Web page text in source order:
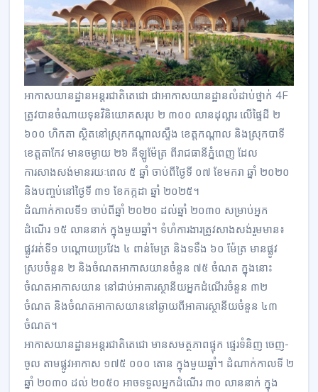
អាកាសយានដ្ឋានអន្តរជាតិតេជោ ជាអាកាសយានដ្ឋានលំដាប់ថ្នាក់ 4F
ត្រូវបានចំណាយទុនវិនិយោគសរុប ២ ៣០០ លានដុល្លារ លើផ្ទៃដី ២
៦០០ ហិកតា ស្ថិតនៅស្រុកកណ្ដាលស្ទឹង ខេត្តកណ្ដាល និងស្រុកបាទី
ខេត្តតាកែវ មានចម្ងាយ ២៦ គីឡូម៉ែត្រ ពីរាជធានីភ្នំពេញ ដែល
ការសាងសង់មានរយៈពេល ៥ ឆ្នាំ ចាប់ពីថ្ងៃទី ០៧ ខែមករា ឆ្នាំ ២០២០
និងបញ្ចប់នៅថ្ងៃទី ៣១ ខែកក្កដា ឆ្នាំ ២០២៥។
ដំណាក់កាលទី១ ចាប់ពីឆ្នាំ ២០២០ ដល់ឆ្នាំ ២០៣០ សម្រាប់អ្នក
ដំណើរ ១៥ លាននាក់ ក្នុងមួយឆ្នាំ។ ទំហំការងារត្រូវសាងសង់រួមមាន៖
ផ្លូវរត់ទី១ បណ្ដោយប្រវែង ៤ ពាន់មែត្រ និងទទឹង ៦០ ម៉ែត្រ មានផ្លូវ
ស្របចំនួន ២ និងចំណតអាកាសយានចំនួន ៧៥ ចំណត ក្នុងនោះ
ចំណតអាកាសយាន នៅជាប់អាគារស្ថានីយអ្នកដំណើរចំនួន ៣២
ចំណត និងចំណតអាកាសយាននៅឆ្ងាយពីអាគារស្ថានីយចំនួន ៤៣
ចំណត។
អាកាសយានដ្ឋានអន្តរជាតិតេជោ មានសមត្ថភាពផ្ទុក ផ្ទេរទំនិញ ចេញ-
ចូល តាមផ្លូវអាកាស ១៧៥ ០០០ តោន ក្នុងមួយឆ្នាំ។ ដំណាក់កាលទី ២
ឆ្នាំ ២០៣០ ដល់ ២០៥០ អាចទទួលអ្នកដំណើរ ៣០ លាននាក់ ក្នុង